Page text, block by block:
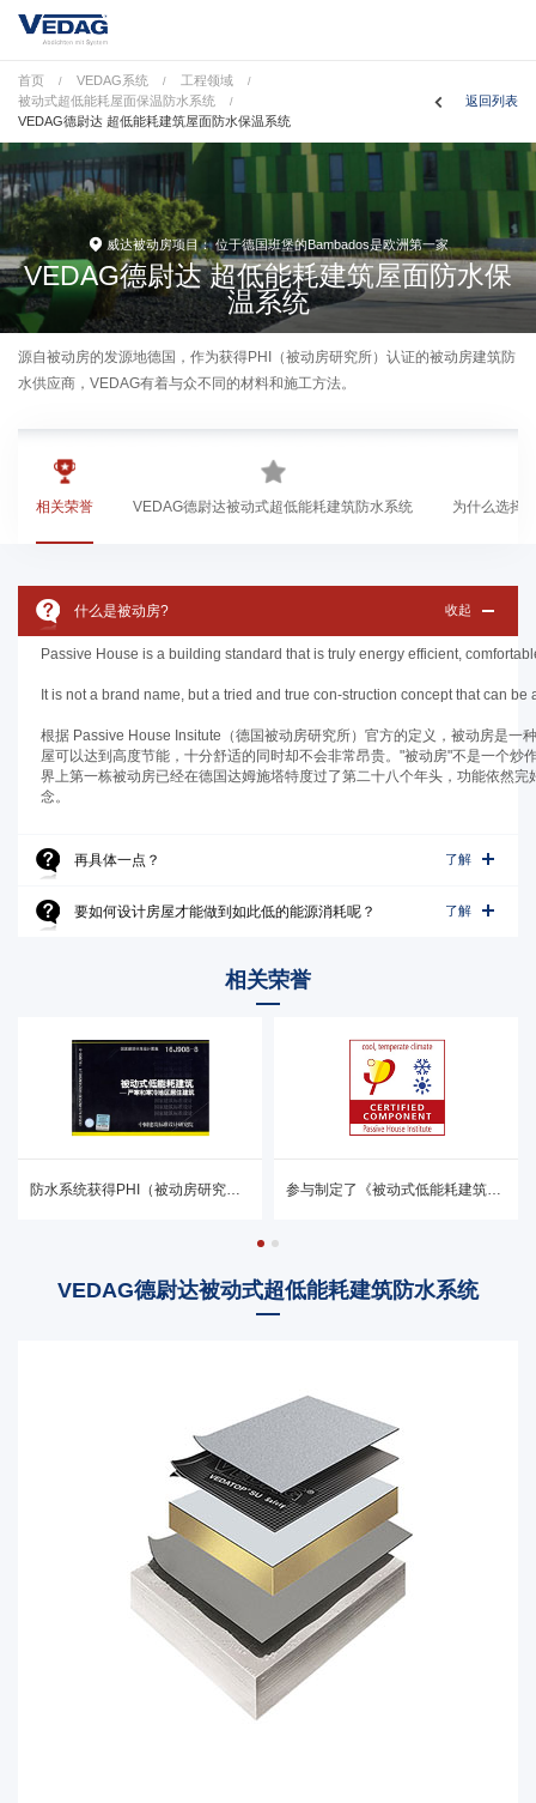
首页 / VEDAG系统 / 工程领域 /
被动式超低能耗屋面保温防水系统 /
VEDAG德尉达 超低能耗建筑屋面防水保温系统
返回列表
威达被动房项目： 位于德国班堡的Bambados是欧洲第一家
VEDAG德尉达 超低能耗建筑屋面防水保
温系统
源自被动房的发源地德国，作为获得PHI（被动房研究所）认证的被动房建筑防
水供应商，VEDAG有着与众不同的材料和施工方法。
相关荣誉 VEDAG德尉达被动式超低能耗建筑防水系统 为什么选择
什么是被动房? 收起
Passive House is a building standard that is truly energy efficient,
It is not a brand name, but a tried and true con-struction concept that can be
根据 Passive House Insitute（德国被动房研究所）官方的定义，被动房是一
屋可以达到高度节能，十分舒适的同时却不会非常昂贵。"被动房"不是一个炒
界上第一栋被动房已经在德国达姆施塔特度过了第二十八个年头，功能依然
念。
再具体一点？ 了解
要如何设计房屋才能做到如此低的能源消耗呢？ 了解
相关荣誉
防水系统获得PHI（被动房研究所）认证 参与制定了《被动式低能耗建筑》16J908-8
VEDAG德尉达被动式超低能耗建筑防水系统